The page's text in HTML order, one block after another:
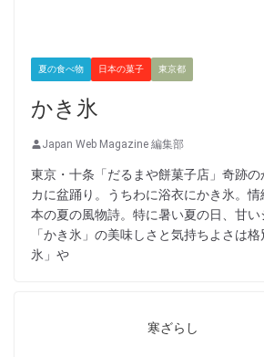
夏の食べ物 日本の菓子 東京都
かき氷
Japan Web Magazine 編集部
東京・十条「だるまや餅菓子店」奇跡の
カに盆踊り。うちわに浴衣にかき氷。
本の夏の風物詩。特に暑い夏の日、甘い
「かき氷」の美味しさと気持ちよさは
氷」や
寒ざらし